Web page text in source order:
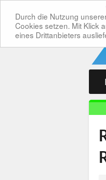
Durch die Nutzung
Cookies setzen. Mit Klick
eines Drittanbieters